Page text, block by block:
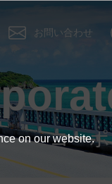
お問い合わせ
コー
on our website.